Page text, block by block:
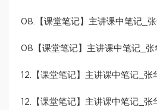
08.【课堂笔记】主讲课中笔记_
08【课堂笔记】主讲课中笔记_
12.【课堂笔记】主讲课中笔记_
12.【课堂笔记】主讲课中笔记_